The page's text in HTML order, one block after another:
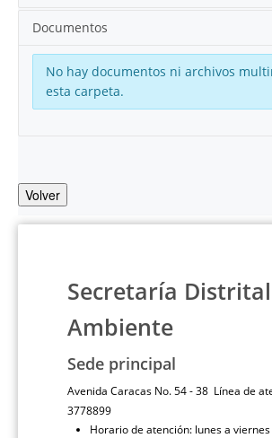
Documentos
No hay documentos ni archivos
esta carpeta.
Volver
Secretaría
Ambiente
Sede principal
Avenida Caracas No. 54 - 38 Línea de
3778899
Horario de atención: lunes a